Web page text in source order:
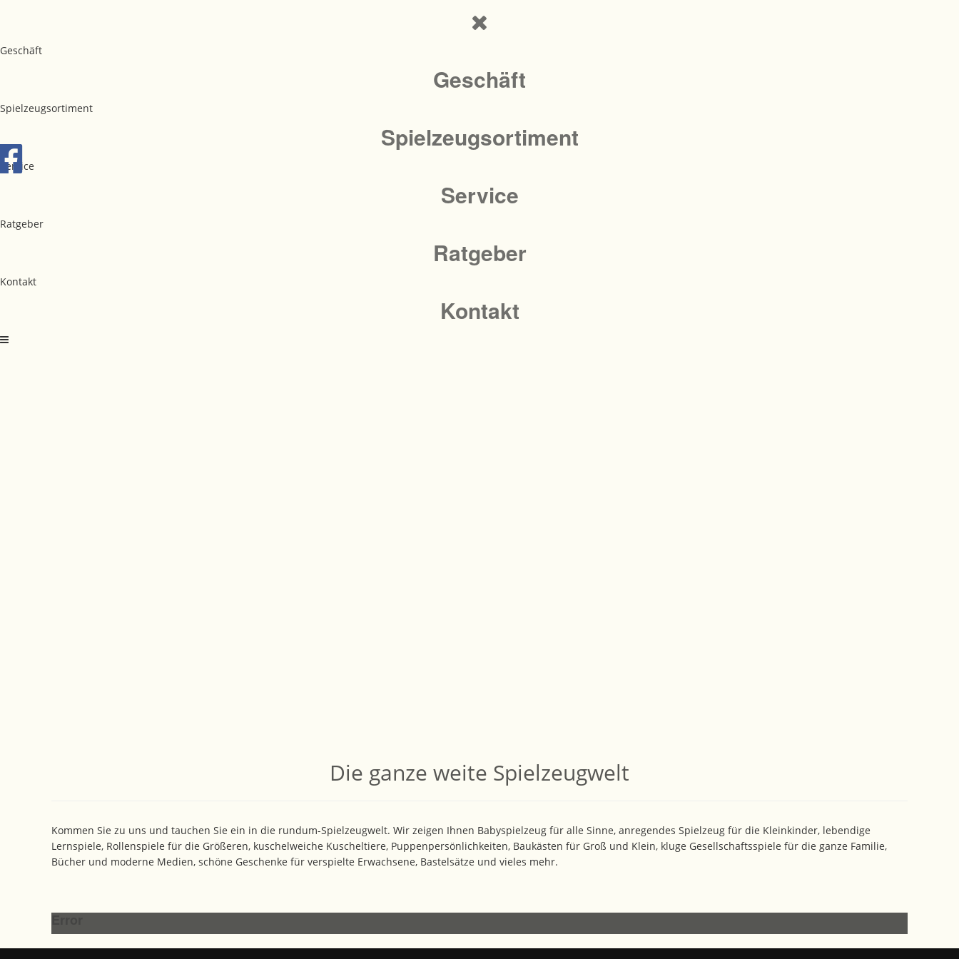
Geschäft
Geschäft
Spielzeugsortiment
Spielzeugsortiment
Service
Service
Ratgeber
Ratgeber
Kontakt
Kontakt
Die ganze weite Spielzeugwelt
Kommen Sie zu uns und tauchen Sie ein in die rundum-Spielzeugwelt. Wir zeigen Ihnen Babyspielzeug für alle Sinne, anregendes Spielzeug für die Kleinkinder, lebendige
Lernspiele, Rollenspiele für die Größeren, kuschelweiche Kuscheltiere, Puppenpersönlichkeiten, Baukästen für Groß und Klein, kluge Gesellschaftsspiele für die ganze Familie,
Bücher und moderne Medien, schöne Geschenke für verspielte Erwachsene, Bastelsätze und vieles mehr.